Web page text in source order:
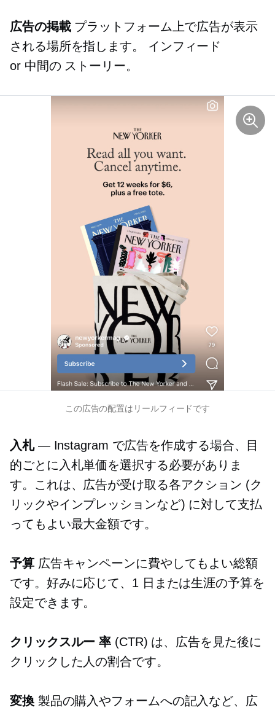
広告の掲載プラットフォーム上で広告が表示
される場所を指します。 インフィード
or 中間の ストーリー。
この広告の配置はリールフィードです
入札— Instagram で広告を作成する場合、目
的ごとに入札単価を選択する必要がありま
す。これは、広告が受け取る各アクション (ク
リックやインプレッションなど) に対して支払
ってもよい最大金額です。
予算広告キャンペーンに費やしてもよい総額
です。好みに応じて、1 日または生涯の予算を
設定できます。
クリックスルー 率 (CTR) は、広告を見た後に
クリックした人の割合です。
変換製品の購入やフォームへの記入など、広